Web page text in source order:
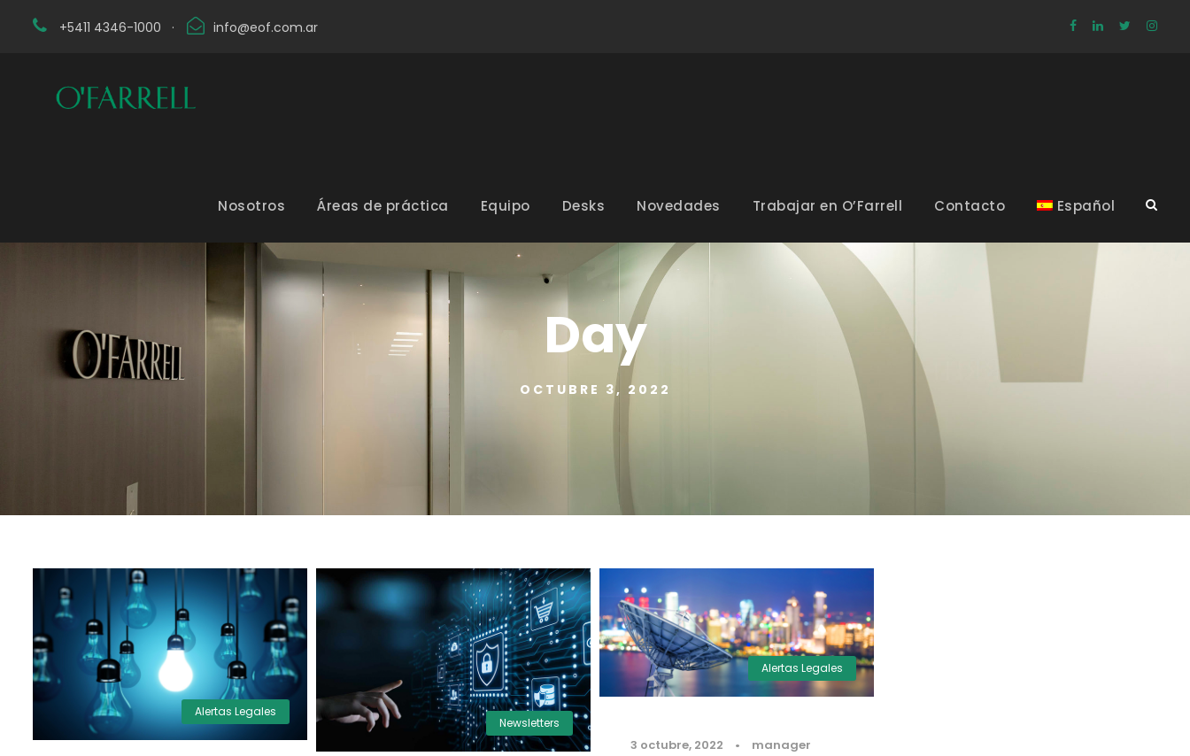
+5411 4346-1000 · info@eof.com.ar
Nosotros Áreas de práctica Equipo Desks Novedades Trabajar en O’Farrell Contacto Español
Day
OCTUBRE 3, 2022
Alertas Legales
Newsletters
Alertas Legales
3 octubre, 2022 • manager